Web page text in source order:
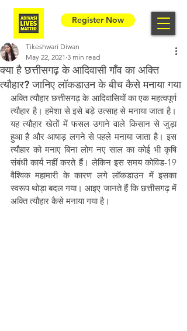
Register Now
क्या है छत्तीसगढ़ के आदिवासी गाँव का अक्ति
त्यौहार? जानिए लॉकडाउन के बीच कैसे मनाया गया
Tikeshwari Diwan
May 22, 2021 3 min read
अक्ति त्यौहार छत्तीसगढ़ के आदिवासियों का एक महत्वपूर्ण
यह त्यौहार खेतों में फसल उगाने वाले किसान से जुड़ा
हुआ है और आषाड़ लगने से पहले मनाया जाता है। इस
त्यौहार को मनाए बिना लोग नए साल का कोई भी कृषि
संबंधी कार्य नहीं करते हैं। लेकिन इस समय कोविड-19
वैश्विक महामारी के कारण लगे लॉकडाउन में इसका
स्वरूप थोड़ा बदल गया। आइए जानते हैं कि छत्तीसगढ़ में
अक्ति त्यौहार कैसे मनाया गया है।